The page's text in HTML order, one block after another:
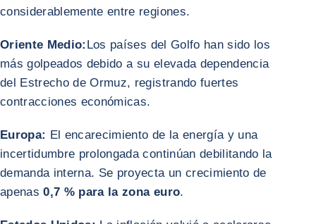
considerablemente entre regiones.
Oriente Medio: Los países del Golfo han sido los
más golpeados debido a su elevada dependencia
del Estrecho de Ormuz, registrando fuertes
contracciones económicas.
Europa: El encarecimiento de la energía y una
incertidumbre prolongada continúan debilitando la
demanda interna. Se proyecta un crecimiento de
apenas0,7 % para la zona euro.